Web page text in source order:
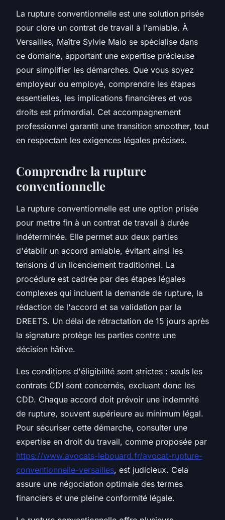
La rupture conventionnelle est une solution prisée
pour clore un contrat de travail à l'amiable. À
Versailles, Maître Sylvie Maio se spécialise dans
ce domaine, apportant une expertise précieuse
pour simplifier les démarches. Que vous soyez
employeur ou employé, comprendre les étapes
essentielles, les implications financières et vos
droits est primordial. Cet accompagnement
professionnel garantit une transition smoother, tout
en respectant les exigences légales précises.
Comprendre la rupture
conventionnelle
La rupture conventionnelle est une option prisée
pour mettre fin à un contrat de travail à durée
indéterminée. Elle permet aux deux parties
d'établir un accord amiable, évitant ainsi les
tensions d'un licenciement traditionnel. La
procédure est cadrée par des étapes légales
complexes qui incluent la demande de rupture, la
rédaction de l'accord et sa validation par la
DREETS. Un délai de rétractation de 15 jours après
la signature protège les parties contre une
décision hâtive.
Les conditions d'éligibilité sont strictes : seuls les
contrats CDI sont concernés, excluant donc les
CDD. Chaque accord doit prévoir une indemnité
de rupture, souvent supérieure au minimum légal.
Pour sécuriser cette démarche, consulter une
expertise en droit du travail, comme proposée par
https://www.avocats-lebouard.fr/avocat-rupture-
conventionnelle-versailles, est judicieux. Cela
assure une négociation optimale des termes
financiers et une pleine conformité légale.